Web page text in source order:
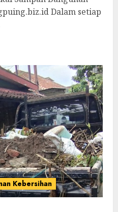
Dalam setiap
Kebersihan